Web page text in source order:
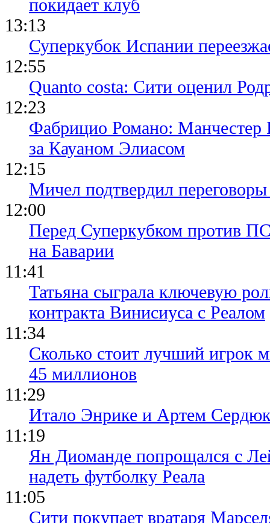
покидает клуб
13:13
Суперкубок Испании
12:55
Quanto costa: Сити оценил
12:23
Фабрицио Романо: Манчестер
за Кауаном Элиасом
12:15
Мичел подтвердил
12:00
Перед Суперкубком против
на Баварии
11:41
Татьяна сыграла ключевую
контракта Винисиуса с Реалом
11:34
Сколько стоит лучший игрок
45 миллионов
11:29
Итало Энрике и Артем
11:19
Ян Диоманде попрощался с
надеть футболку Реала
11:05
Сити покупает вратаря